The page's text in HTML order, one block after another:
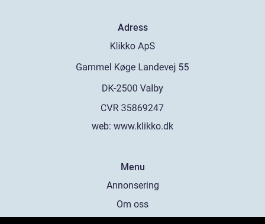
Adress
web: www.klikko.dk
Menu
Annonsering
Om oss